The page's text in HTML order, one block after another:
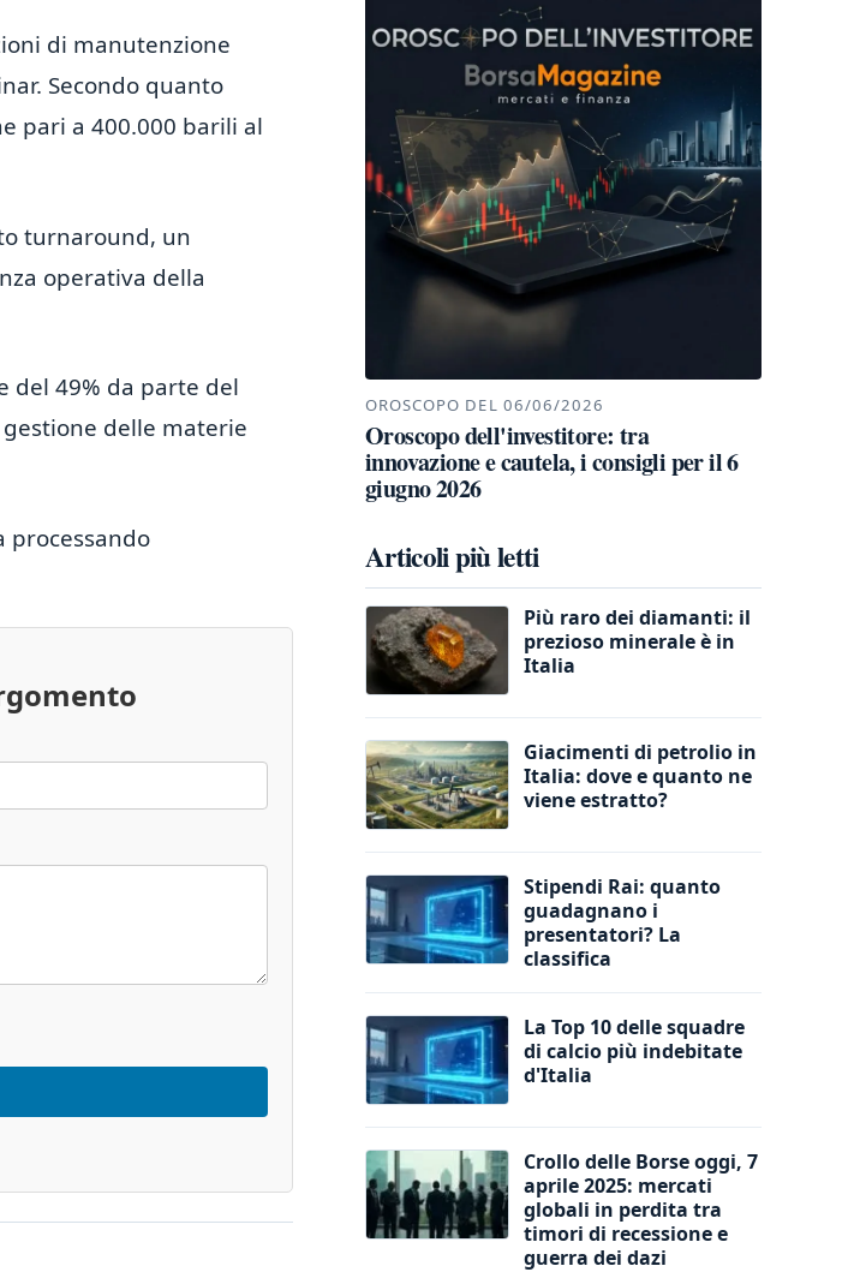
di manutenzione
Secondo quanto
pari a 400.000 barili al
turnaround, un
operativa della
del 49% da parte del
delle materie
processando
OROSCOPO DEL 06/06/2026
Oroscopo dell'investitore: tra
innovazione e cautela, i consigli per il 6
giugno 2026
Articoli più letti
Più raro dei diamanti: il
prezioso minerale è in
Italia
Giacimenti di petrolio in
Italia: dove e quanto ne
viene estratto?
Stipendi Rai: quanto
guadagnano i
presentatori? La
classifica
La Top 10 delle squadre
di calcio più indebitate
d'Italia
Crollo delle Borse oggi, 7
aprile 2025: mercati
globali in perdita tra
timori di recessione e
guerra dei dazi